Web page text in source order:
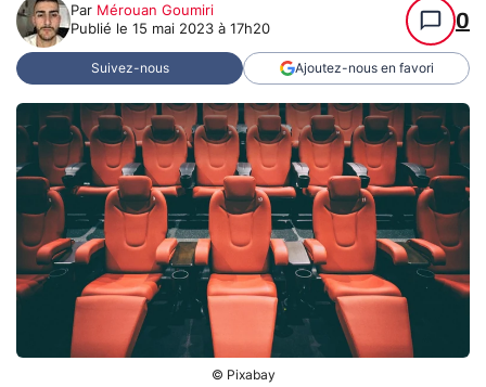
Par Mérouan Goumiri
Publié le 15 mai 2023 à 17h20 0
Suivez-nous Ajoutez-nous en favori
© Pixabay